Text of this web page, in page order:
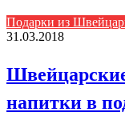
Подарки из
31.03.2018
напитки в